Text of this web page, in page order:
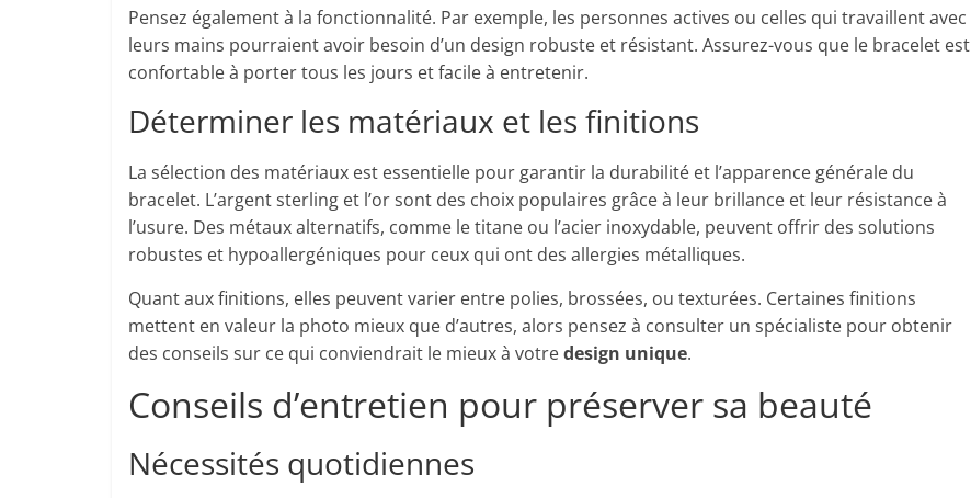
Pensez également à la fonctionnalité. Par exemple, les personnes actives ou celles qui travaillent avec
leurs mains pourraient avoir besoin d’un design robuste et résistant. Assurez-vous que le bracelet est
confortable à porter tous les jours et facile à entretenir.
Déterminer les matériaux et les finitions
La sélection des matériaux est essentielle pour garantir la durabilité et l’apparence générale du
bracelet. L’argent sterling et l’or sont des choix populaires grâce à leur brillance et leur résistance à
l’usure. Des métaux alternatifs, comme le titane ou l’acier inoxydable, peuvent offrir des solutions
robustes et hypoallergéniques pour ceux qui ont des allergies métalliques.
Quant aux finitions, elles peuvent varier entre polies, brossées, ou texturées. Certaines finitions
mettent en valeur la photo mieux que d’autres, alors pensez à consulter un spécialiste pour obtenir
des conseils sur ce qui conviendrait le mieux à votredesign unique.
Conseils d’entretien pour préserver sa beauté
Nécessités quotidiennes